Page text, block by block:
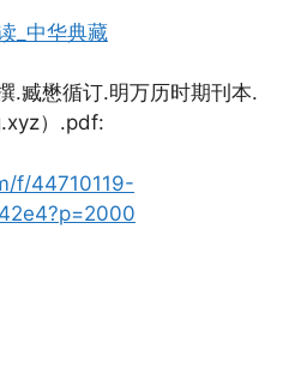
_中华典藏
.臧懋循订.明万历时期刊本.
）.pdf:
f/44710119-